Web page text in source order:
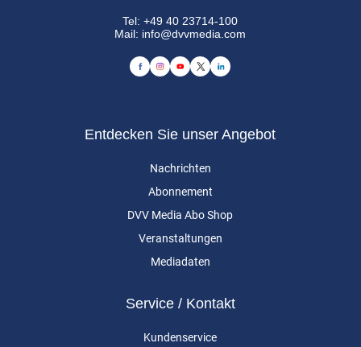
Tel:+49 40 23714-100
Mail: info@dvvmedia.com
Entdecken Sie unser Angebot
Nachrichten
Abonnement
DVV Media Abo Shop
Veranstaltungen
Mediadaten
Service / Kontakt
Kundenservice